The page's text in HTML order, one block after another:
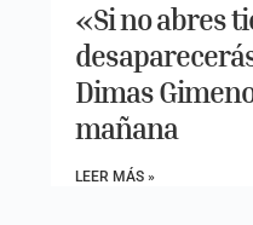
«Si no abres
Dimas
mañana
LEER MÁS »